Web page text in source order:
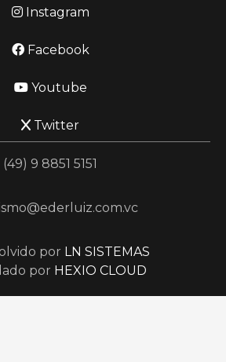
Instagram
Facebook
Youtube
Twitter
(49) 9 8851 5151
por LN SISTEMAS
por HEXIO CLOUD